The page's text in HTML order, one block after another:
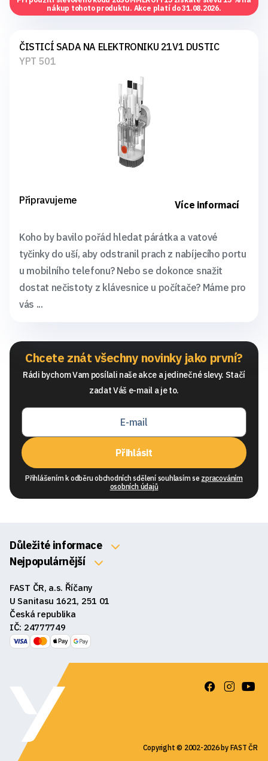
nákup tohoto produktu. Akce platí do 31.08.2026.
ČISTICÍ SADA NA ELEKTRONIKU 21V1 DUSTIC
YPT 501
Připravujeme Více informací
Koho by bavilo pořád hledat párátka a vatové
tyčinky do uší, aby odstranil prach z nabíjecího portu
u mobilního telefonu? Nebo se dokonce snažit
dostat nečistoty z klávesnice u počítače? Máme pro
vás ...
Chcete znát všechny novinky jako první?
Rádi bychom Vam posílali naše akce a jedinečné slevy. Stačí
zadat Váš e-mail a je to.
Přihlásit
Přihlášením k odběru obchodních sdělení souhlasím se zpracováním
osobních údajů
Důležité informace
O nás
Obchodní podmínky
Reklamace a vrácení zboží
GDPR
Nejpopulárnější
Myši
Sluchátka
Reproduktory
Podložky pod myš
FAST ČR, a.s. Říčany
U Sanitasu 1621, 251 01
Česká republika
IČ: 24777749
Copyright © 2002-2026 by FAST ČR